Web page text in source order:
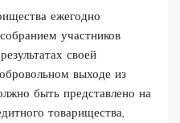
ежегодно
участников
своей
выходе из
быть представлено на
товарищества,